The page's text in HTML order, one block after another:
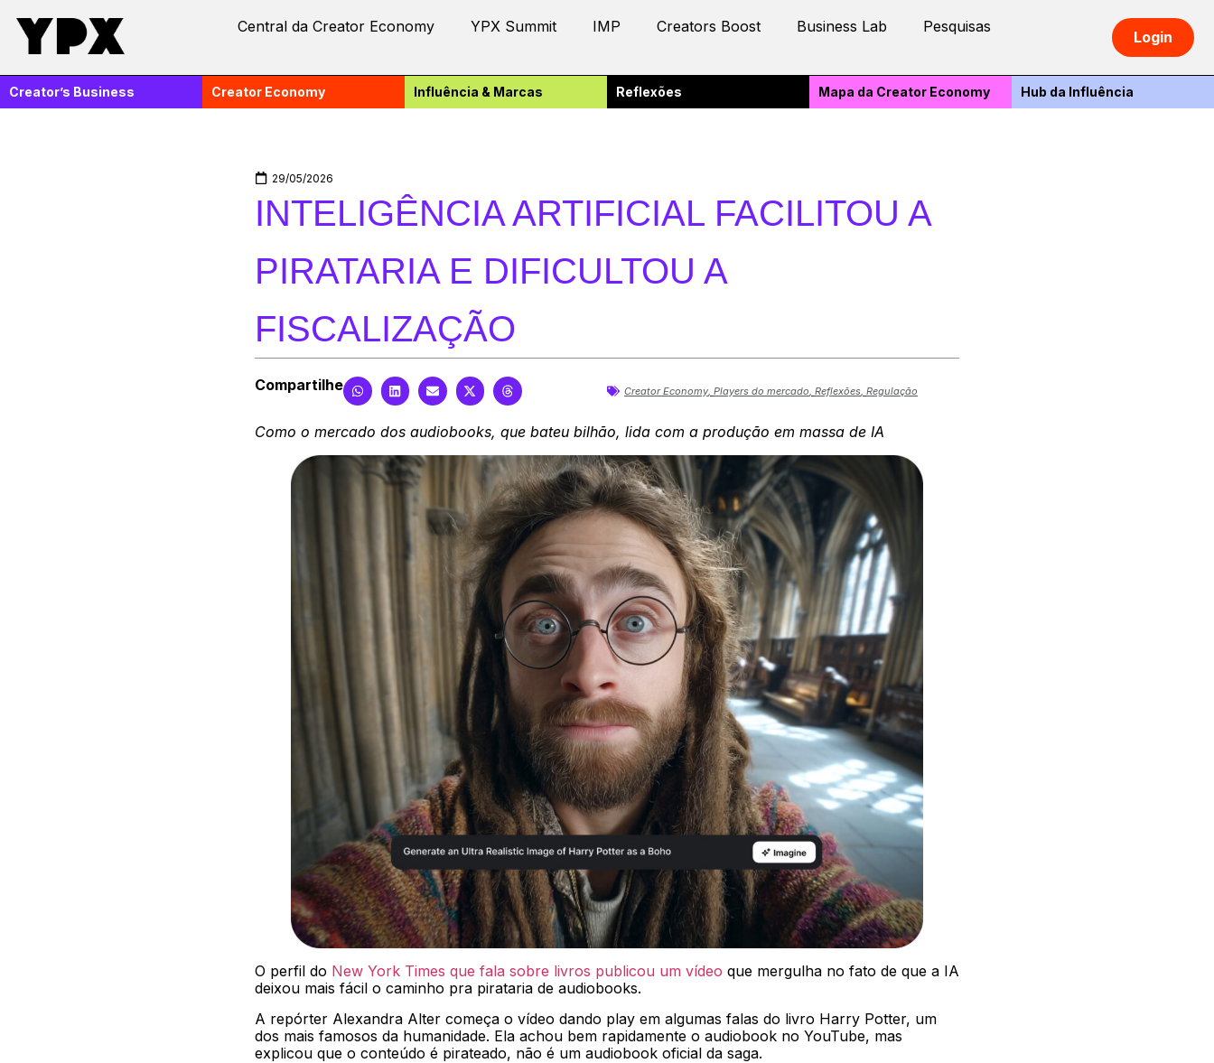
Central da Creator Economy YPX Summit IMP Creators Boost Business Lab Pesquisas
Login
Creator’s Business Creator Economy Influência & Marcas Reflexões Mapa da Creator Economy Hub da Influência
29/05/2026
INTELIGÊNCIA ARTIFICIAL FACILITOU A
PIRATARIA E DIFICULTOU A
FISCALIZAÇÃO
Compartilhe Creator Economy Players do mercado Reflexões Regulação
Como o mercado dos audiobooks, que bateu bilhão, lida com a produção em massa de IA
O perfil do New York Times que fala sobre livros publicou um vídeo que mergulha no fato de que a IA
deixou mais fácil o caminho pra pirataria de audiobooks.
A repórter Alexandra Alter começa o vídeo dando play em algumas falas do livro Harry Potter, um
dos mais famosos da humanidade. Ela achou bem rapidamente o audiobook no YouTube, mas
explicou que o conteúdo é pirateado, não é um audiobook oficial da saga.